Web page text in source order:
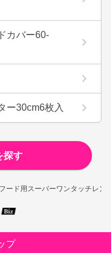
ード用スーパーワンタッチレ
カバー60-
ー30cm6枚入
探す
プ